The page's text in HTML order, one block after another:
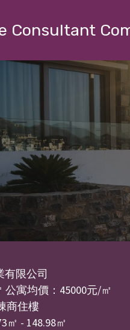
Consultant
有限公司
寓均價：45000元/㎡
商住樓
㎡ - 148.98㎡